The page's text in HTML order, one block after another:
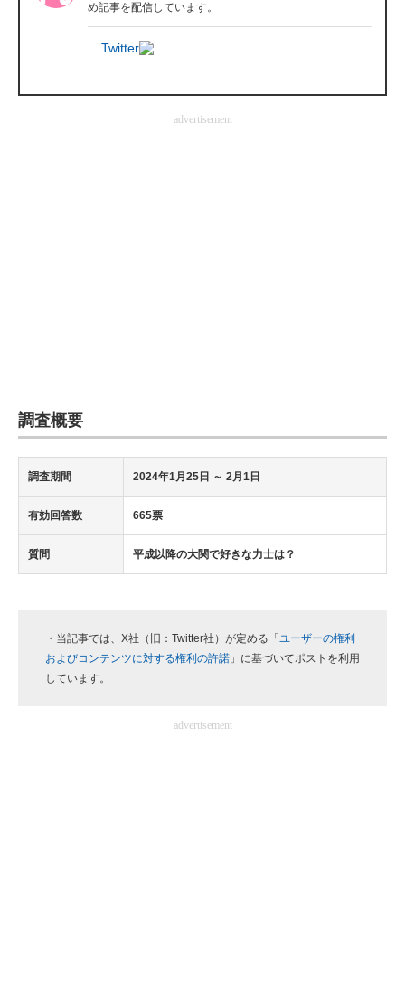
め記事を配信しています。
Twitter
advertisement
調査概要
調査期間 2024年1月25日 ～ 2月1日
有効回答数 665票
質問 平成以降の大関で好きな力士は？
・当記事では、X社（旧：Twitter社）が定める「 ユーザーの権利
およびコンテンツに対する権利の許諾 」に基づいてポストを利用
しています。
advertisement